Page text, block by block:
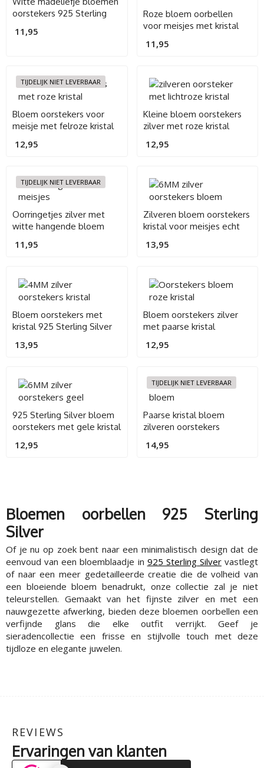
oorstekers 925 Sterling
11,95
Roze bloem oorbellen
voor meisjes met kristal
11,95
TIJDELIJK NIET LEVERBAAR
Bloem oorstekers voor
meisje met felroze kristal
12,95
Kleine bloem oorstekers
zilver met roze kristal
12,95
TIJDELIJK NIET LEVERBAAR
Oorringetjes zilver met
witte hangende bloem
11,95
Zilveren bloem oorstekers
kristal voor meisjes echt
13,95
Bloem oorstekers met
kristal 925 Sterling Silver
13,95
Bloem oorstekers zilver
met paarse kristal
12,95
925 Sterling Silver bloem
oorstekers met gele kristal
12,95
TIJDELIJK NIET LEVERBAAR
Paarse kristal bloem
zilveren oorstekers
14,95
Bloemen oorbellen 925 Sterling
Silver
Of je nu op zoek bent naar een minimalistisch design dat de
eenvoud van een bloemblaadje in 925 Sterling Silvervastlegt
of naar een meer gedetailleerde creatie die de volheid van
een bloeiende bloem benadrukt, onze collectie zal je niet
teleurstellen. Gemaakt van het fijnste zilver en met een
nauwgezette afwerking, bieden deze bloemen oorbellen een
verfijnde glans die elke outfit verrijkt. Geef je
sieradencollectie een frisse en stijlvolle touch met deze
tijdloze en elegante juwelen.
REVIEWS
Ervaringen van klanten